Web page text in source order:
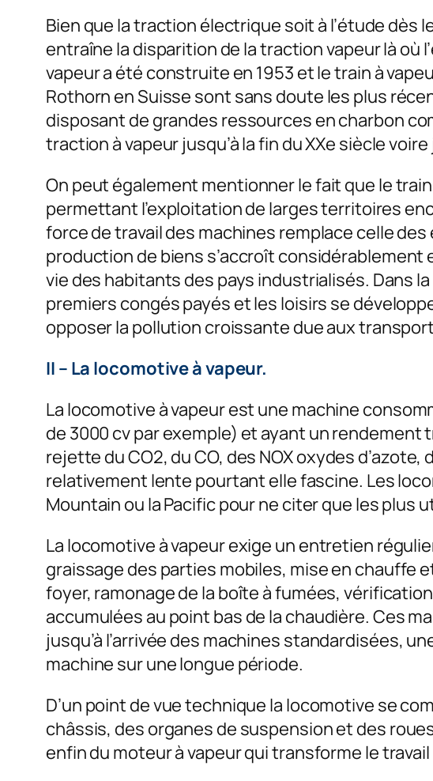
Bien que la traction électrique soit à l’étude dès
entraîne la disparition de la traction vapeur là où
vapeur a été construite en 1953 et le train à
Rothorn en Suisse sont sans doute les plus
disposant de grandes ressources en charbon
traction à vapeur jusqu’à la fin du XXe siècle
On peut également mentionner le fait que le
permettant l’exploitation de larges territoires
force de travail des machines remplace celle
production de biens s’accroît
vie des habitants des pays industrialisés. Dans
premiers congés payés et les loisirs se
opposer la pollution croissante due aux
II – La locomotive à vapeur.
La locomotive à vapeur est une machine
de 3000 cv par exemple) et ayant un
rejette du CO2, du CO, des NOX oxydes
relativement lente pourtant elle fascine. Les
Mountain ou la Pacific pour ne citer que les
La locomotive à vapeur exige un entretien
graissage des parties mobiles, mise en chauffe
foyer, ramonage de la boîte à fumées,
accumulées au point bas de la chaudière. Ces
jusqu’à l’arrivée des machines standardisées,
machine sur une longue période.
D’un point de vue technique la locomotive se
châssis, des organes de suspension et des
enfin du moteur à vapeur qui transforme le